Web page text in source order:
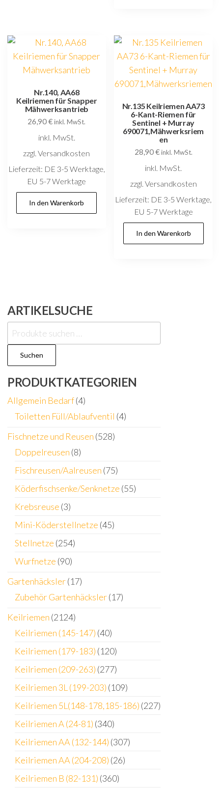
Nr.140, AA68
Keilriemen für Snapper
Mähwerksantrieb
26,90€ inkl. MwSt.
inkl. MwSt.
zzgl. Versandkosten
Lieferzeit: DE 3-5 Werktage,
EU 5-7 Werktage
In den Warenkorb
Nr.135 Keilriemen AA73
6-Kant-Riemen für
Sentinel + Murray
690071,Mähwerksriem
en
28,90€ inkl. MwSt.
inkl. MwSt.
zzgl. Versandkosten
Lieferzeit: DE 3-5 Werktage,
EU 5-7 Werktage
In den Warenkorb
ARTIKELSUCHE
Suchen
nach:
Suchen
PRODUKTKATEGORIEN
Allgemein Bedarf(4)
Toiletten Füll/Ablaufventil (4)
Fischnetze und Reusen (528)
Doppelreusen (8)
Fischreusen/Aalreusen (75)
Köderfischsenke/Senknetze (55)
Krebsreuse (3)
Mini-Köderstellnetze (45)
Stellnetze (254)
Wurfnetze (90)
Gartenhäcksler(17)
Zubehör Gartenhäcksler(17)
Keilriemen (2124)
Keilriemen (145-147) (40)
Keilriemen (179-183) (120)
Keilriemen (209-263) (277)
Keilriemen 3L (199-203) (109)
Keilriemen 5L(148-178,185-186) (227)
Keilriemen A (24-81) (340)
Keilriemen AA (132-144) (307)
Keilriemen AA (204-208) (26)
Keilriemen B (82-131) (360)